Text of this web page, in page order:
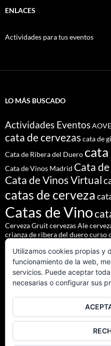
ENLACES
Actividades para tus eventos
LO MÁS BUSCADO
Actividades EventosAOVE
cata de cervezascata de
Cata de Ribera del Duero
Cata de Vinos Madrid Cata
Cata de Vinos Virtual
catas de cerveza
Catas de Vino
Cerveza Gruitcervezas Ale
crianza de ribera del duerocurso
Denominación de Origen Ribera
eventos de autor
martueMESÓN DEL CID
restaurante madridrestaurantes
restaurantes
tapear en
Vinos de Ribera
Utilizamos cookies propias y
funcionamiento de la web,
servicios. Puede aceptar
necesarias o configurar sus